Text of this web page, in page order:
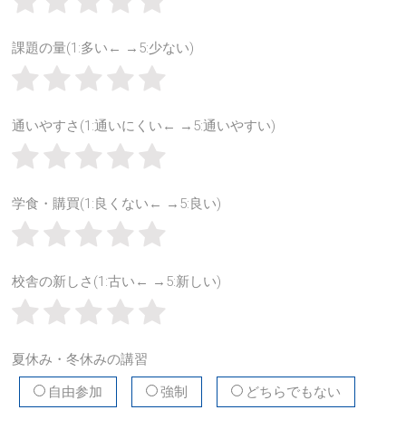
課題の量(1:多い← →5:少ない)
通いやすさ(1:通いにくい← →5:通いやすい)
学食・購買(1:良くない← →5:良い)
校舎の新しさ(1:古い← →5:新しい)
夏休み・冬休みの講習
自由参加
強制 どちらでもない